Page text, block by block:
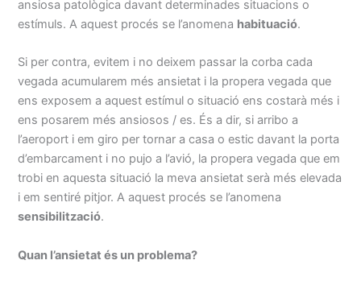
ansiosa patològica davant determinades situacions o
estímuls. A aquest procés se l’anomena habituació.
Si per contra, evitem i no deixem passar la corba cada
vegada acumularem més ansietat i la propera vegada que
ens exposem a aquest estímul o situació ens costarà més i
ens posarem més ansiosos / es. És a dir, si arribo a
l’aeroport i em giro per tornar a casa o estic davant la porta
d’embarcament i no pujo a l’avió, la propera vegada que em
trobi en aquesta situació la meva ansietat serà més elevada
i em sentiré pitjor. A aquest procés se l’anomena
sensibilització.
Quan l’ansietat és un problema?